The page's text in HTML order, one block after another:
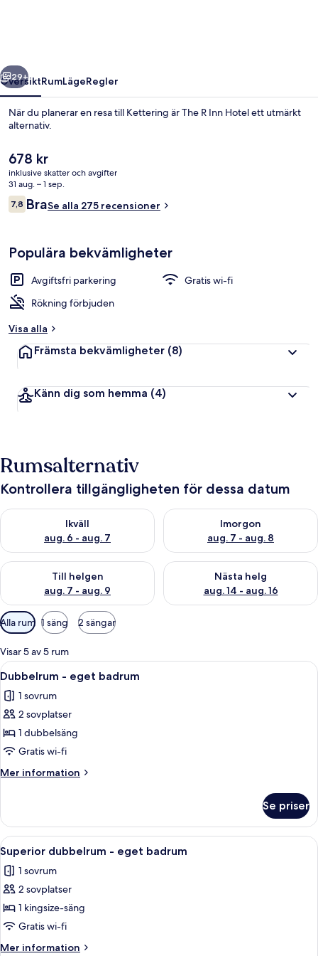
Nästa
29+
ÖversiktRumLägeRegler
När du planerar en resa till Kettering är The R Inn Hotel ett utmärkt
alternativ.
Det
nuvarande
priset
är
678 kr
678 kr
inklusive skatter och avgifter
31 aug. – 1 sep.
Recensioner
7,87,8 av 10,
BraSe alla 275 recensioner
Populära bekvämligheter
Avgiftsfri parkering
Gratis wi-fi
Rökning förbjuden
Visa alla
Främsta bekvämligheter (8)
Känn dig som hemma (4)
Rumsalternativ
Kontrollera tillgängligheten för dessa datum
Ikväll
aug. 6 - aug. 7
Kontrollera tillgängligheten för ikväll aug. 6 - aug. 7
Imorgon
aug. 7 - aug. 8
Kontrollera tillgängligheten
Till helgen
aug. 7 - aug. 9
Kontrollera tillgängligheten för den här helgen aug. 7 - aug. 9
Nästa helg
aug. 14 - aug. 16
Kontrollera tillgängligheten
Tillgängliga
filter
för
rum
Alla rum 1 säng 2 sängar
Visar 5 av 5 rum
Öppna
alla
foton
för
Dubbelrum
-
eget
badrum
Ett modernt badrum med en vit
5
Dubbelrum - eget badrum
1 sovrum
2 sovplatser
1 dubbelsäng
Gratis wi-fi
Mer information
Mer
-
eget
badrum
Se priser
Öppna
alla
foton
för
Superior
dubbelrum
-
En snyggt bäddad säng med vita
5
Superior dubbelrum - eget badrum
1 sovrum
2 sovplatser
1 kingsize-säng
Gratis wi-fi
Mer information
Mer